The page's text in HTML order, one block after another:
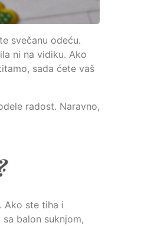
svečanu odeću.
ni na vidiku. Ako
sada ćete vaš
radost. Naravno,
Ako ste tiha i
balon suknjom,